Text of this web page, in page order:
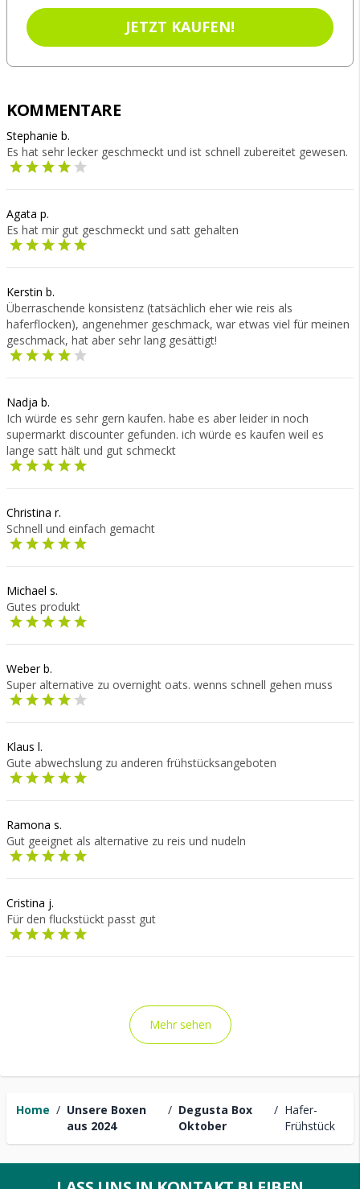
Home / Unsere Boxen
aus 2024
/ Degusta Box
Oktober
/ Hafer-
Frühstück
JETZT KAUFEN!
KOMMENTARE
Stephanie b.
Es hat sehr lecker geschmeckt und ist schnell zubereitet gewesen.
Agata p.
Es hat mir gut geschmeckt und satt gehalten
Kerstin b.
Überraschende konsistenz (tatsächlich eher wie reis als
haferflocken), angenehmer geschmack, war etwas viel für meinen
geschmack, hat aber sehr lang gesättigt!
Nadja b.
Ich würde es sehr gern kaufen. habe es aber leider in noch
supermarkt discounter gefunden. ich würde es kaufen weil es
lange satt hält und gut schmeckt
Christina r.
Schnell und einfach gemacht
Michael s.
Gutes produkt
Weber b.
Super alternative zu overnight oats. wenns schnell gehen muss
Klaus l.
Gute abwechslung zu anderen frühstücksangeboten
Ramona s.
Gut geeignet als alternative zu reis und nudeln
Cristina j.
Für den fluckstückt passt gut
Mehr sehen